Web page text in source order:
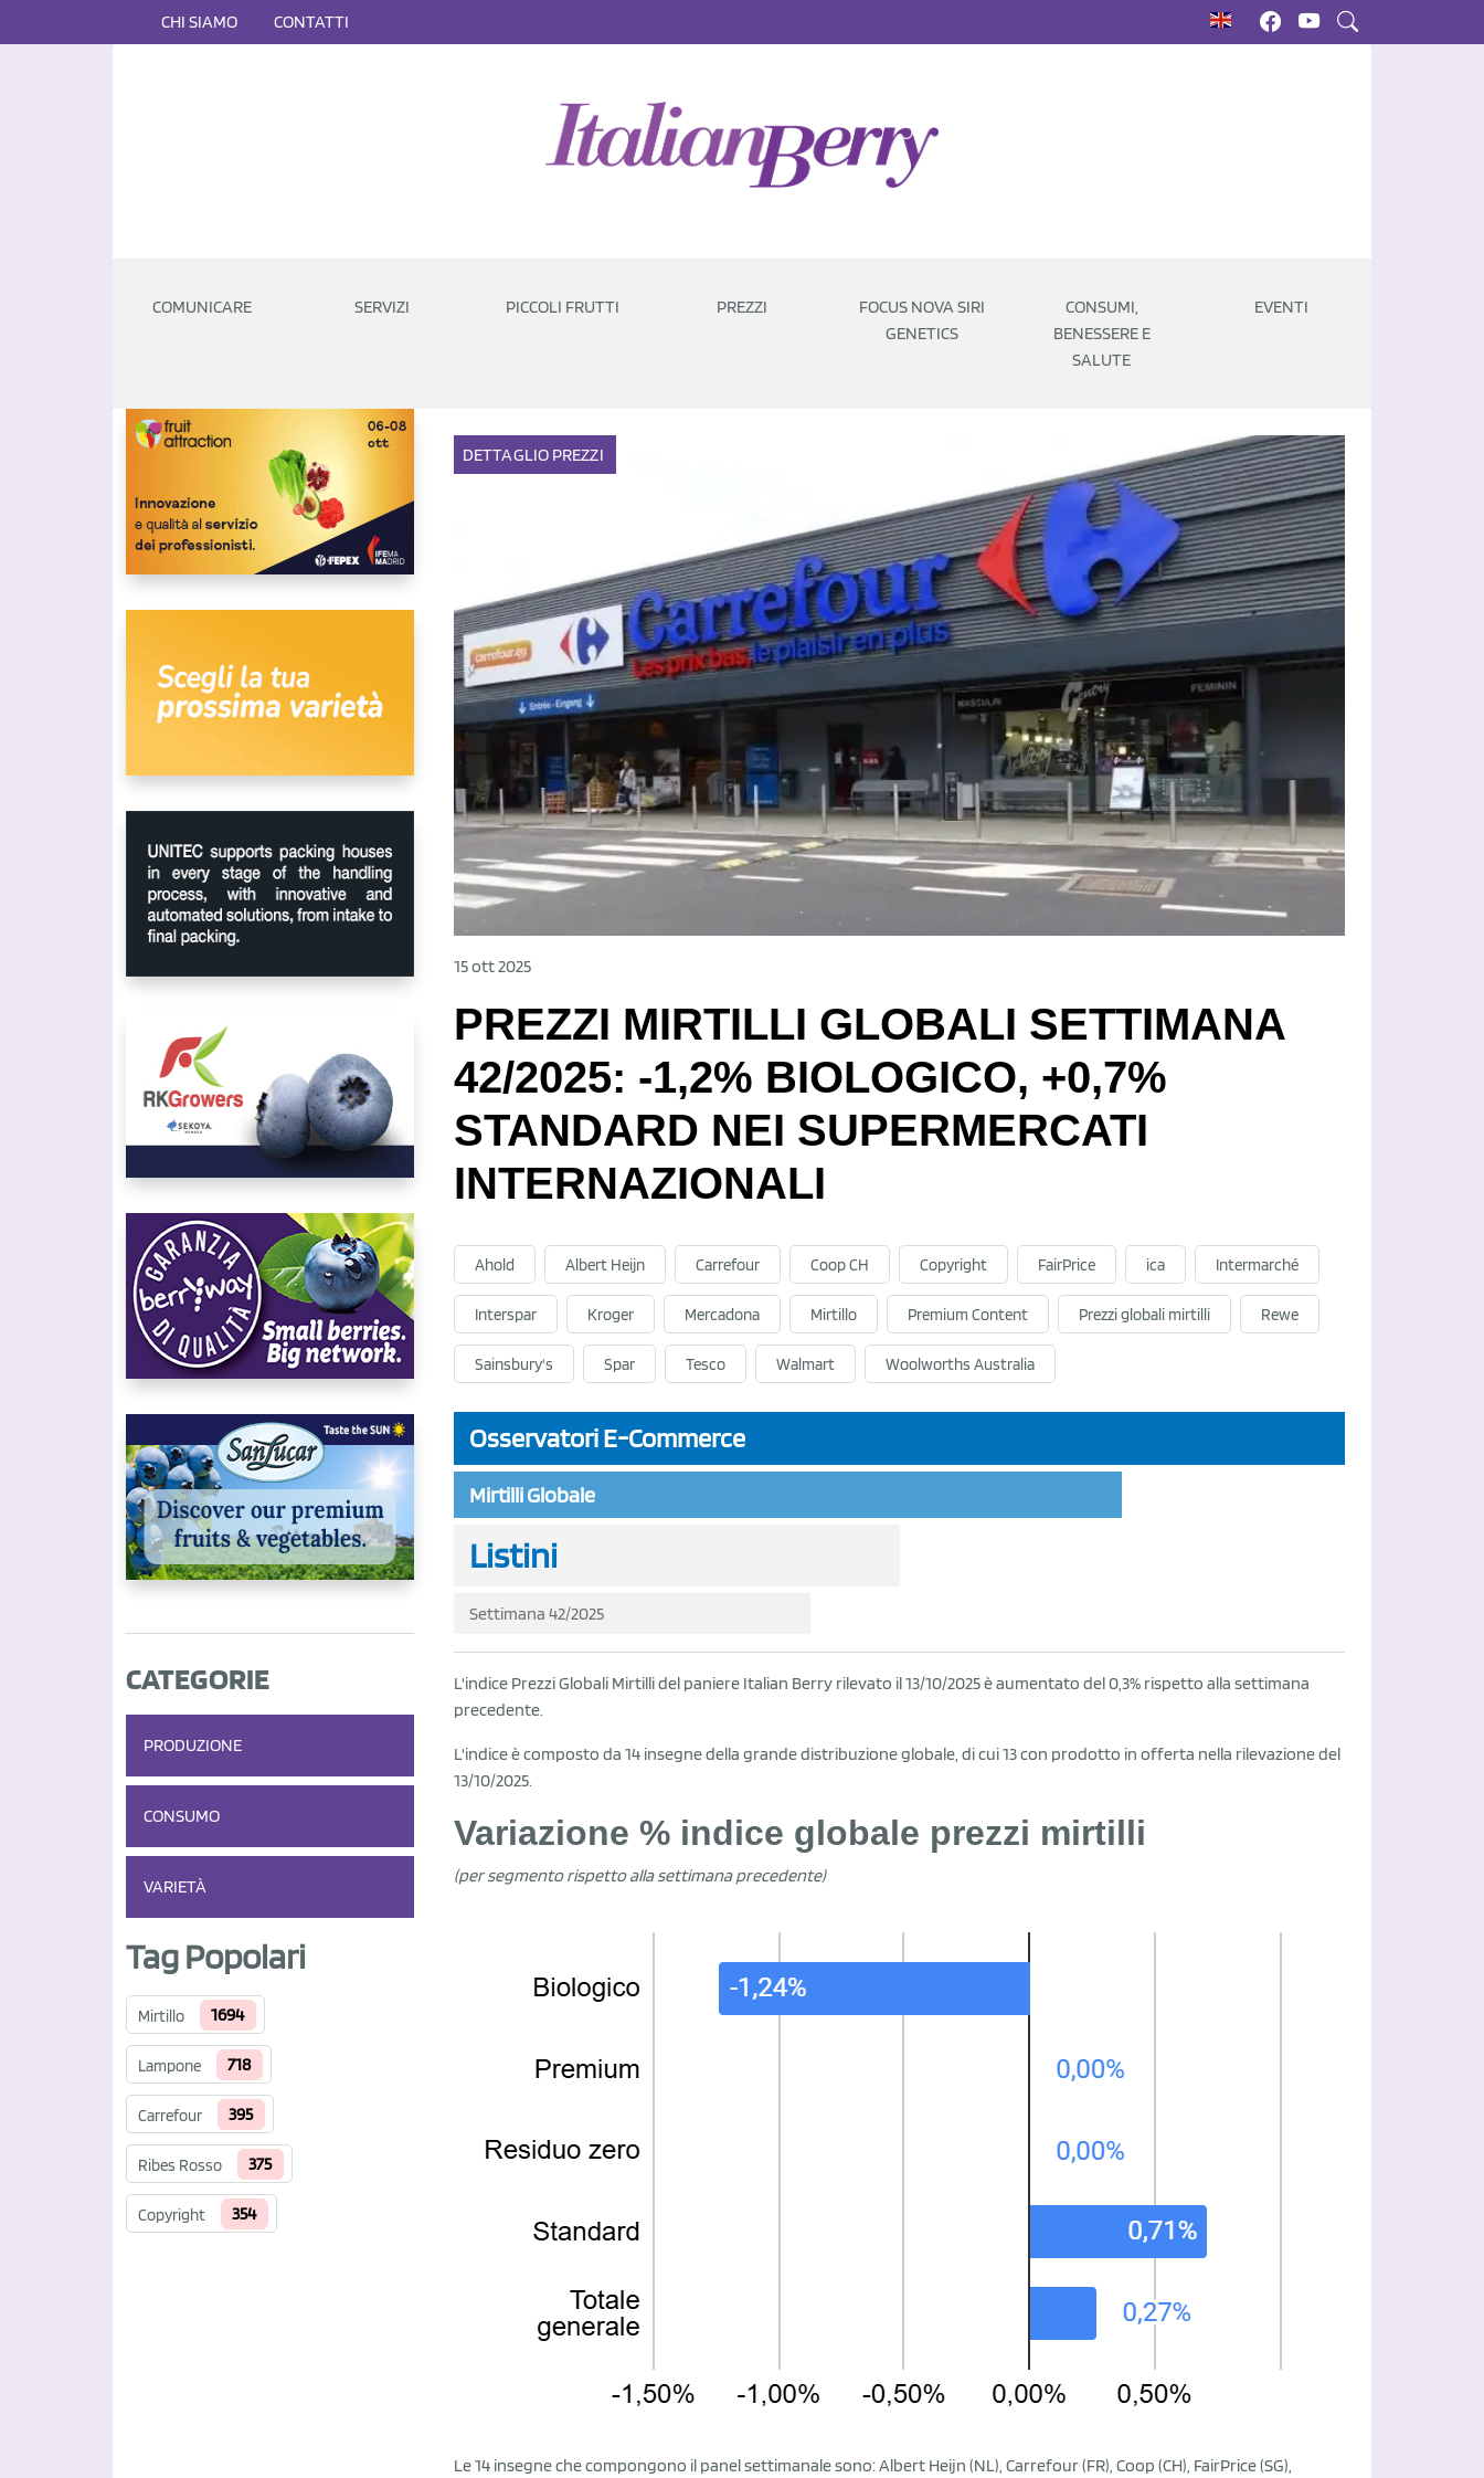
CHI SIAMO CONTATTI
COMUNICARE SERVIZI PICCOLI FRUTTI PREZZI
FOCUS NOVA SIRI
GENETICS
CONSUMI,
BENESSERE E
SALUTE
EVENTI
CATEGORIE
PRODUZIONE
CONSUMO
VARIETÀ
Tag Popolari
Mirtillo 1694
Lampone 718
Carrefour 395
Ribes Rosso 375
Copyright 354
DETTAGLIO PREZZI
15 ott 2025
PREZZI MIRTILLI GLOBALI SETTIMANA
42/2025: -1,2% BIOLOGICO, +0,7%
STANDARD NEI SUPERMERCATI
INTERNAZIONALI
Ahold Albert Heijn Carrefour Coop CH Copyright FairPrice ica Intermarché
Interspar Kroger Mercadona Mirtillo Premium Content Prezzi globali mirtilli Rewe
Sainsbury's Spar Tesco Walmart Woolworths Australia
Osservatori E-Commerce
Mirtilli Globale
Listini
Settimana 42/2025
L'indice Prezzi Globali Mirtilli del paniere Italian Berry rilevato il 13/10/2025 è aumentato del 0,3% rispetto alla settimana
precedente.
L'indice è composto da 14 insegne della grande distribuzione globale, di cui 13 con prodotto in offerta nella rilevazione del
13/10/2025.
Variazione % indice globale prezzi mirtilli
(per segmento rispetto alla settimana precedente)
Le 14 insegne che compongono il panel settimanale sono: Albert Heijn (NL), Carrefour (FR), Coop (CH), FairPrice (SG),